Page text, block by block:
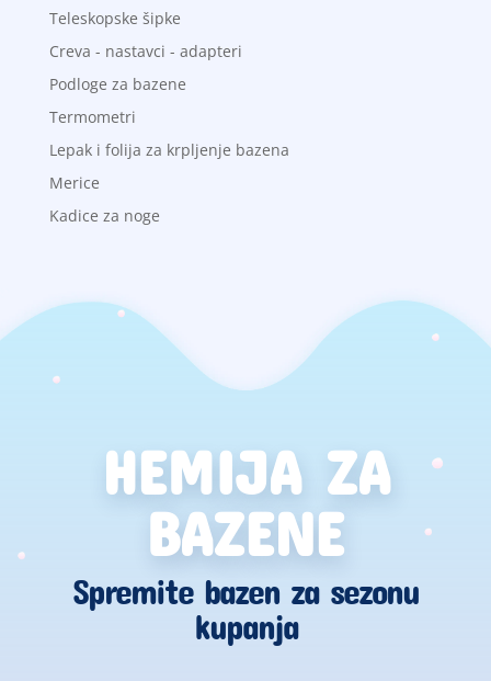
Teleskopske šipke
Creva - nastavci - adapteri
Podloge za bazene
Termometri
Lepak i folija za krpljenje bazena
Merice
Kadice za noge
HEMIJA ZA
BAZENE
Spremite bazen za sezonu
kupanja